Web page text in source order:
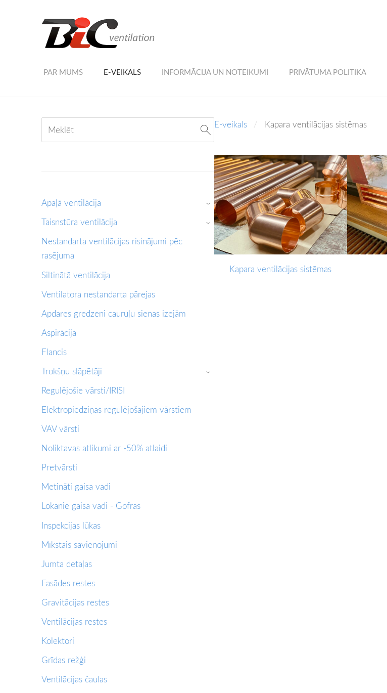
PAR MUMS E-VEIKALS INFORMĀCIJA UN NOTEIKUMI PRIVĀTUMA POLITIKA
Apaļā ventilācija ›
Taisnstūra ventilācija ›
Nestandarta ventilācijas risinājumi pēc
rasējuma
Siltinātā ventilācija
Ventilatora nestandarta pārejas
Apdares gredzeni cauruļu sienas izejām
Aspirācija
Flancis
Trokšņu slāpētāji
›
Regulējošie vārsti/IRISI
Elektropiedziņas regulējošajiem vārstiem
VAV vārsti
Noliktavas atlikumi ar -50% atlaidi
Pretvārsti
Metināti gaisa vadi
Lokanie gaisa vadi - Gofras
Inspekcijas lūkas
Mīkstais savienojumi
Jumta detaļas
Fasādes restes
Gravitācijas restes
Ventilācijas restes
Kolektori
Grīdas režģi
Ventilācijas čaulas
E-veikals Kapara ventilācijas sistēmas
Kapara ventilācijas sistēmas